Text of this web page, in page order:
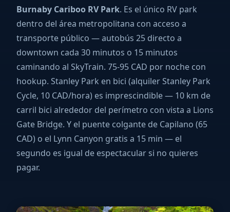
Burnaby Cariboo RV Park. Es el único RV park
dentro del área metropolitana con acceso a
transporte público — autobús 25 directo a
downtown cada 30 minutos o 15 minutos
caminando al SkyTrain. 75-95 CAD por noche con
hookup. Stanley Park en bici (alquiler Stanley Park
Cycle, 10 CAD/hora) es imprescindible — 10 km de
carril bici alrededor del perímetro con vista a Lions
Gate Bridge. Y el puente colgante de Capilano (65
CAD) o el Lynn Canyon gratis a 15 min — el
segundo es igual de espectacular si no quieres
pagar.